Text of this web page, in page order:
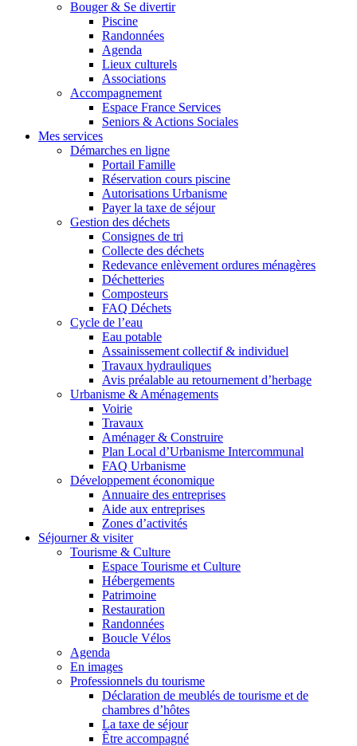
Bouger & Se divertir
Piscine
Randonnées
Agenda
Lieux culturels
Associations
Accompagnement
Espace France Services
Seniors & Actions Sociales
Mes services
Démarches en ligne
Portail Famille
Réservation cours piscine
Autorisations Urbanisme
Payer la taxe de séjour
Gestion des déchets
Consignes de tri
Collecte des déchets
Redevance enlèvement ordures ménagères
Déchetteries
Composteurs
FAQ Déchets
Cycle de l’eau
Eau potable
Assainissement collectif & individuel
Travaux hydrauliques
Avis préalable au retournement d’herbage
Urbanisme & Aménagements
Voirie
Travaux
Aménager & Construire
Plan Local d’Urbanisme Intercommunal
FAQ Urbanisme
Développement économique
Annuaire des entreprises
Aide aux entreprises
Zones d’activités
Séjourner & visiter
Tourisme & Culture
Espace Tourisme et Culture
Hébergements
Patrimoine
Restauration
Randonnées
Boucle Vélos
Agenda
En images
Professionnels du tourisme
Déclaration de meublés de tourisme et de
chambres d’hôtes
La taxe de séjour
Être accompagné